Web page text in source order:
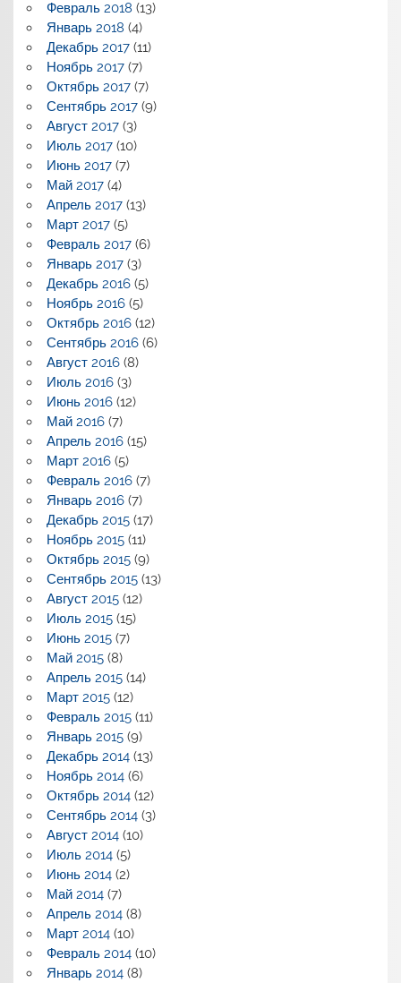
Февраль 2018 (13)
Январь 2018 (4)
Декабрь 2017(11)
Ноябрь 2017(7)
Октябрь 2017(7)
Сентябрь 2017(9)
Август 2017(3)
Июль 2017(10)
Июнь 2017(7)
Май 2017(4)
Апрель 2017(13)
Март 2017(5)
Февраль 2017(6)
Январь 2017(3)
Декабрь 2016(5)
Ноябрь 2016(5)
Октябрь 2016(12)
Сентябрь 2016(6)
Август 2016(8)
Июль 2016(3)
Июнь 2016(12)
Май 2016(7)
Апрель 2016(15)
Март 2016(5)
Февраль 2016(7)
Январь 2016(7)
Декабрь 2015(17)
Ноябрь 2015(11)
Октябрь 2015(9)
Сентябрь 2015(13)
Август 2015(12)
Июль 2015(15)
Июнь 2015(7)
Май 2015(8)
Апрель 2015(14)
Март 2015(12)
Февраль 2015(11)
Январь 2015(9)
Декабрь 2014(13)
Ноябрь 2014(6)
Октябрь 2014(12)
Сентябрь 2014(3)
Август 2014(10)
Июль 2014(5)
Июнь 2014(2)
Май 2014(7)
Апрель 2014(8)
Март 2014(10)
Февраль 2014(10)
Январь 2014(8)